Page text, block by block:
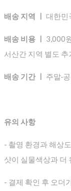
배송 지역 ㅣ 대한민
배송 비용 ㅣ 3,000
서산간 지역 별도 추
배송 기간 ㅣ 주말·
유의 사항
- 촬영 환경과 해상
샷이 실물색상과 더
- 결제 확인 후 오더